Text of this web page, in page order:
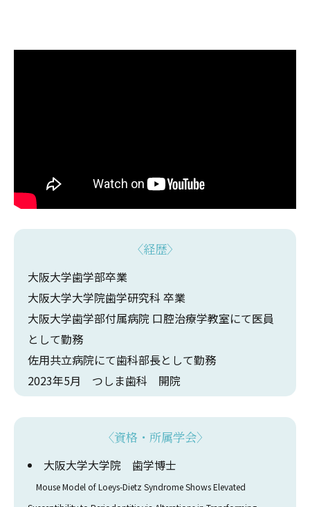
〈経歴〉
大阪大学歯学部卒業
大阪大学大学院歯学研究科 卒業
大阪大学歯学部付属病院 口腔治療学教室にて医員
として勤務
佐用共立病院にて歯科部長として勤務
2023年5月 つしま歯科 開院
〈資格・所属学会〉
大阪大学大学院 歯学博士
Mouse Model of Loeys-Dietz Syndrome Shows Elevated